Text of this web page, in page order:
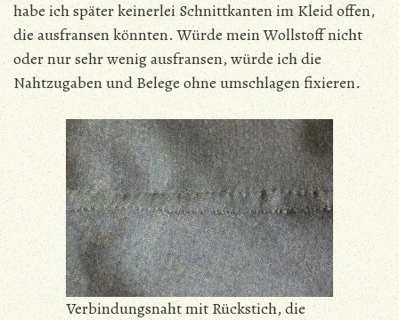
habe ich später keinerlei Schnittkanten im Kleid offen,
die ausfransen könnten. Würde mein Wollstoff nicht
oder nur sehr wenig ausfransen, würde ich die
Nahtzugaben und Belege ohne umschlagen fixieren.
Verbindungsnaht mit Rückstich, die